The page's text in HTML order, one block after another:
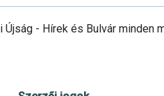
- Hírek és Bulvár minden